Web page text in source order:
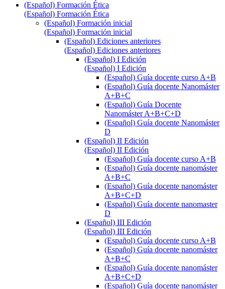
(Español) Formación Ética
(Español) Formación Ética
(Español) Formación inicial
(Español) Formación inicial
(Español) Ediciones anteriores
(Español) Ediciones anteriores
(Español) I Edición
(Español) I Edición
(Español) Guía docente curso A+B
(Español) Guía docente Nanomáster
A+B+C
(Español) Guía Docente
Nanomáster A+B+C+D
(Español) Guía docente Nanomáster
D
(Español) II Edición
(Español) II Edición
(Español) Guía docente curso A+B
(Español) Guía docente nanomáster
A+B+C
(Español) Guía docente nanomáster
A+B+C+D
(Español) Guía docente nanomaster
D
(Español) III Edición
(Español) III Edición
(Español) Guía docente curso A+B
(Español) Guía docente nanomáster
A+B+C
(Español) Guía docente nanomáster
A+B+C+D
(Español) Guía docente nanomáster